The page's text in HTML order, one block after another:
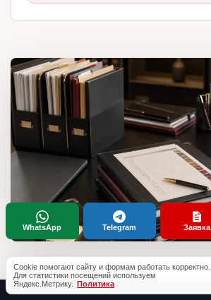
Cookie помогают сайту и формам работать корректно.
Для статистики посещений используем
Яндекс.Метрику. Политика
WhatsApp Telegram Заявка